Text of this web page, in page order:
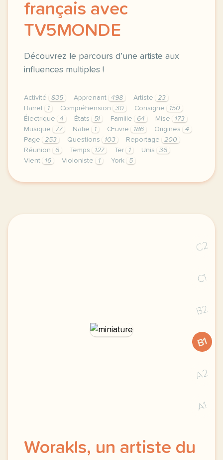
français avec
TV5MONDE
Découvrez le parcours d’une artiste aux
influences multiples !
Activité 835 Apprenant 498 Artiste
23
Barret
1 Compréhension 30 Consigne
150
Électrique
4 États 51 Famille 64 Mise
173
Musique
77 Natie 1 Œuvre 186 Origines
4
Page
253 Questions 103 Reportage
200
Réunion
6 Temps 127 Ter 1 Unis
36
Vient
16 Violoniste 1 York 5
le respect de votre vie privee est une priorite
C2
C1
B2
B1
A2
A1
Worakls, un artiste du